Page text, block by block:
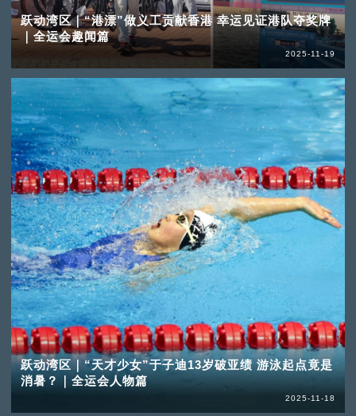
跃动湾区｜“港漂”做义工贡献香港 幸运见证港队夺奖牌
｜全运会趣闻篇
2025-11-19
跃动湾区｜“天才少女”于子迪13岁破亚绩 游泳起点竟是
消暑？｜全运会人物篇
2025-11-18